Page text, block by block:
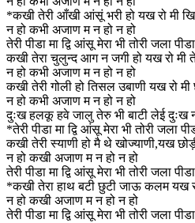
*कखी तेरी आँखी आंसूं भरी हो यख रो मी
न हो कभी अजाण म न हो न हो
तेरी पीडा मा द्वि आंसू मेरा भी तोरी जला
कखी तेरा चुलुन्द आग न जगी हो यख रो मी
न हो कभी अजाण म न हो न हो
कखी तेरी गोली हो तिसल उबाणी यख रो मी
न हो कभी अजाण म न हो न हो
दुःख हलकू हवे जालु तेरु भी बाटी लेई दुःख
*तेरी पीडा मा द्वि आंसू मेरा भी तोरी जला
कखी तेरी स्याणी हो मै थे खोज्याणी,यख
न हो कखी अजाण म न हो न हो
तेरी पीडा मा द्वि आंसू मेरा भी तोरी जला
*कखी तेरा हाथ बटी छुटी जाऊ कलम यख रो
न हो कखी अजाण म न हो न हो
तेरी पीडा मा द्वि आंसू मेरा भी तोरी जला